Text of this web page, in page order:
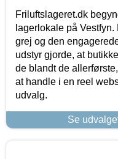
Friluftslageret.dk
lagerlokale på
grej og den
udstyr gjorde, at
de blandt de
at handle i en reel
udvalg.
Se